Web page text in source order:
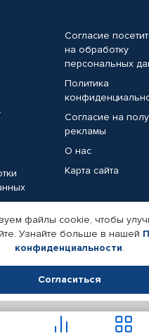
Согласие
на обработку
персональных
Политика
Согласие на
рекламы
О нас
Карта сайта
Реквизиты
2015-2026. Все права
товаров Автопрофи.
файлы cookie, чтобы
Узнайте больше в нашей
конфиденциальности.
Согласиться
Отклонить